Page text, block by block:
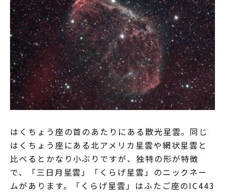
はくちょう座の首のあたりにある散光星雲。同じ
はくちょう座にある北アメリカ星雲や網状星雲と
比べるとかなり小ぶりですが、独特の形が特徴
で、「三日月星雲」「くらげ星雲」のニックネー
ムがあります。「くらげ星雲」はふたご座のIC443